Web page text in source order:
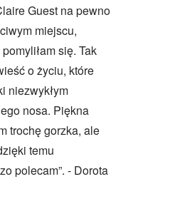
Guest na pewno
miejscu,
się. Tak
o życiu, które
niezwykłym
nosa. Piękna
trochę gorzka, ale
temu
polecam”. - Dorota